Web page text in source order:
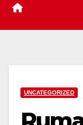
UNCATEGORIZED